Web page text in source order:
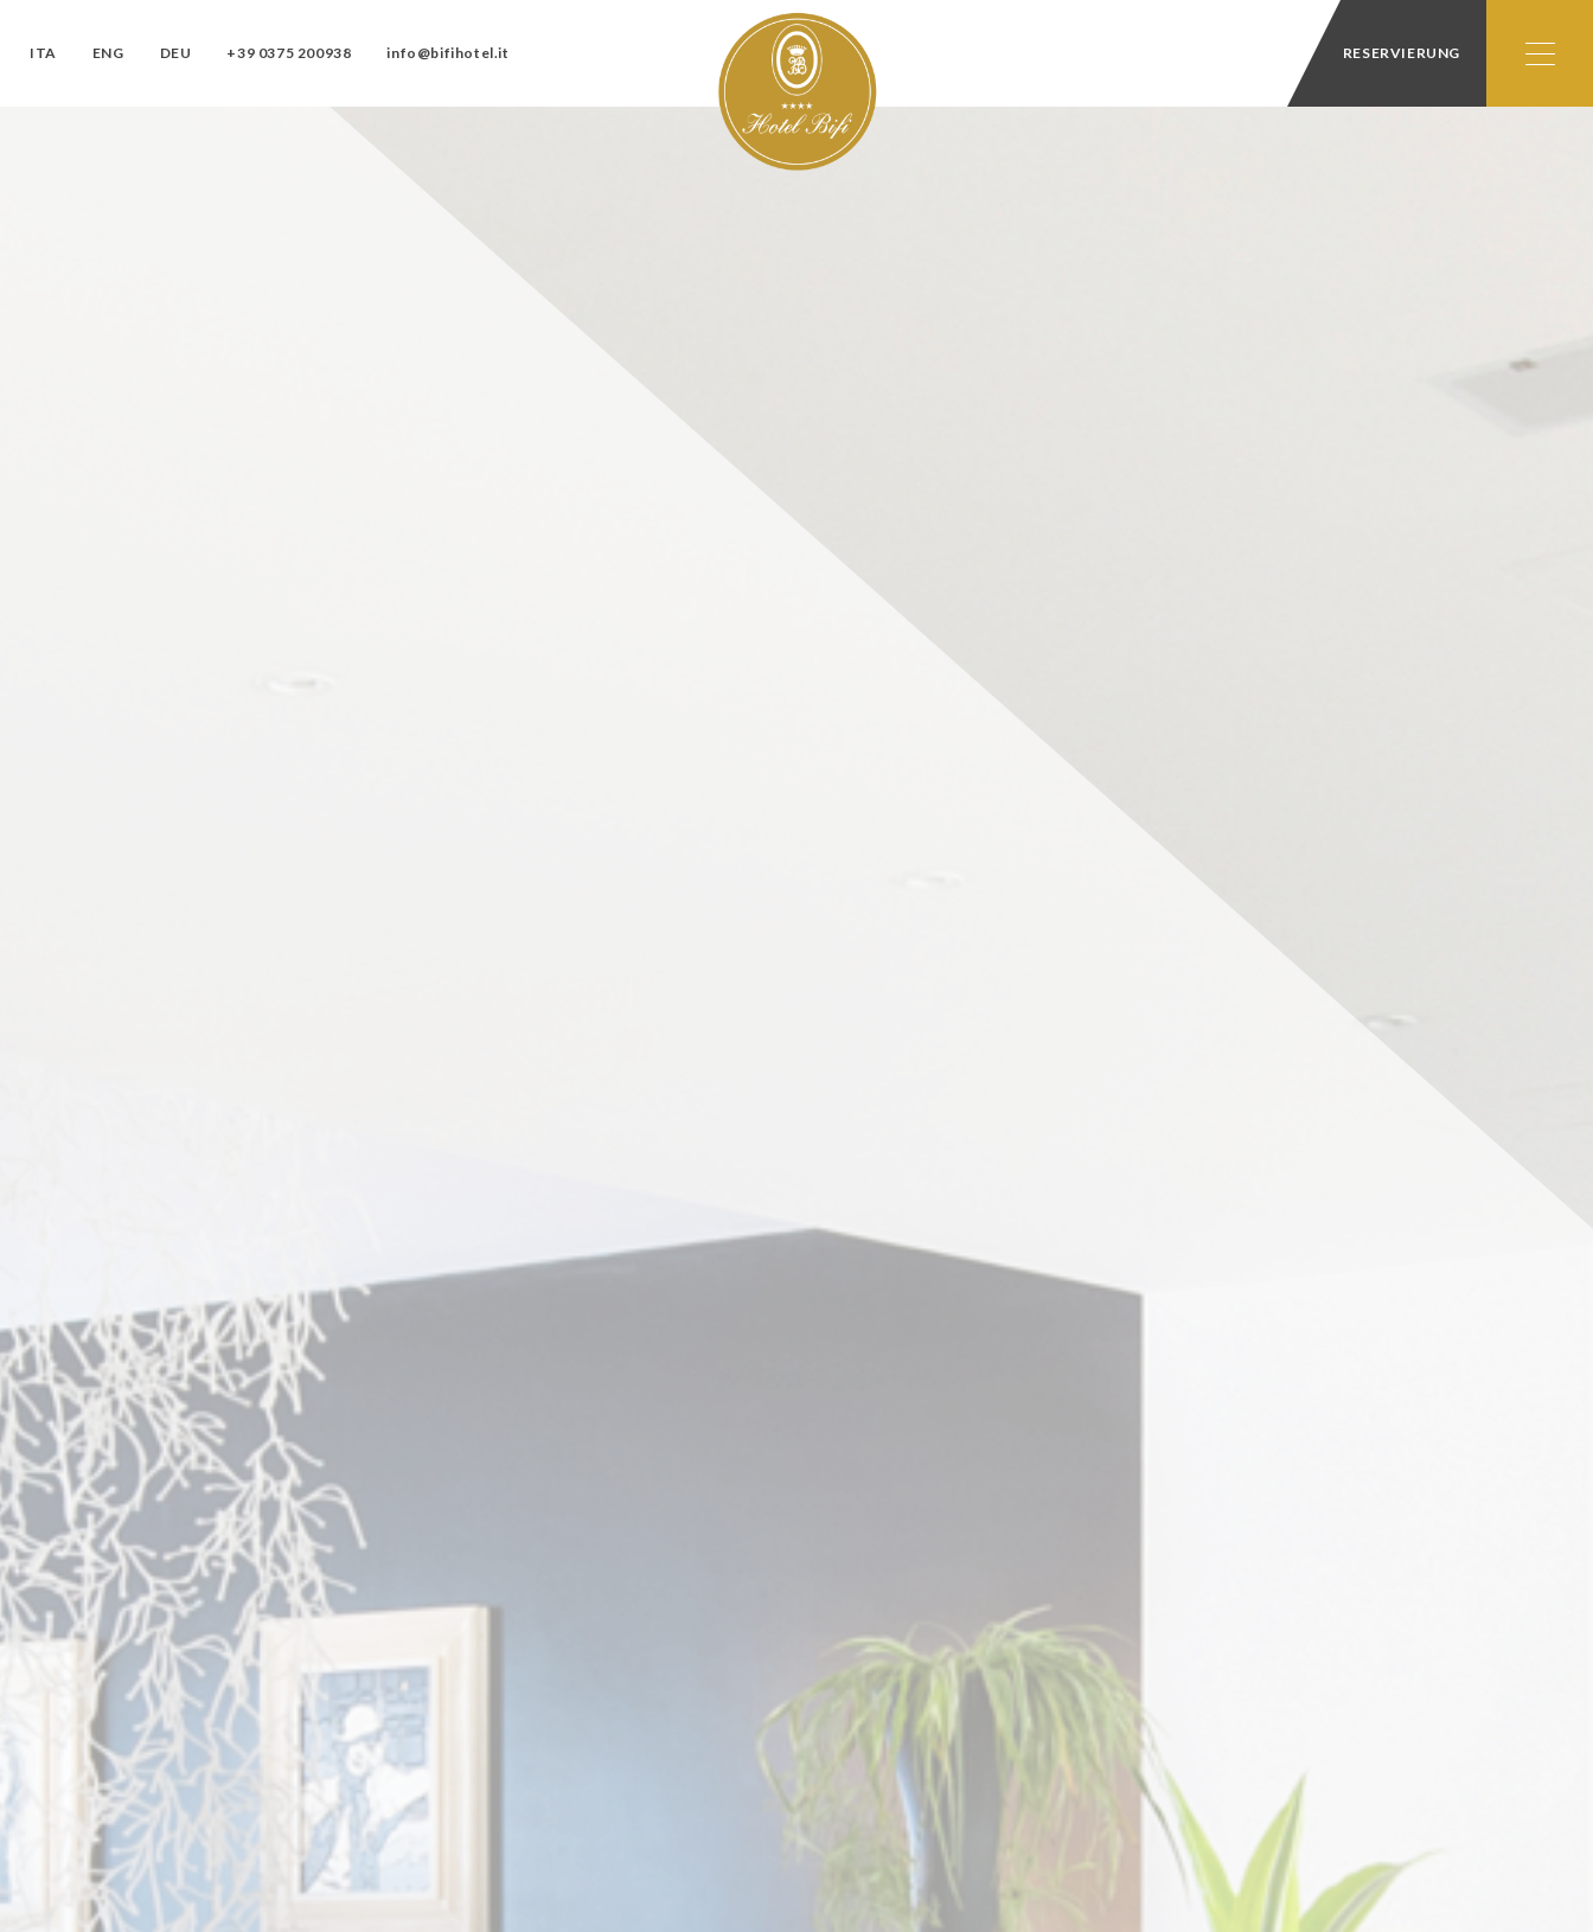
ITA ENG DEU +39 0375 200938 info@bifihotel.it RESERVIERUNG